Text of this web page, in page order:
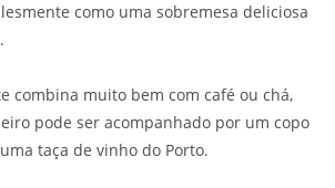
como uma sobremesa deliciosa
combina muito bem com café ou chá,
pode ser acompanhado por um copo
taça de vinho do Porto.